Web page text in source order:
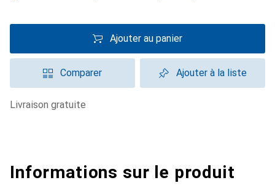
Ajouter au panier
Comparer Ajouter à la liste
livraison gratuite
Informations sur le produit